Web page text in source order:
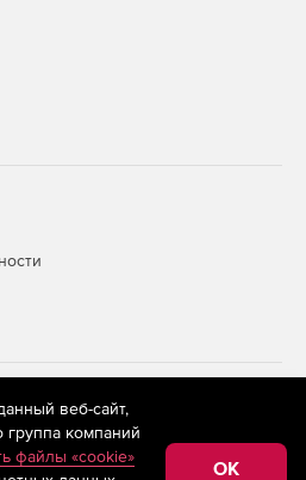
store.softline.ru применяются
(информационные технологии
на основе сбора,
относящихся к
веб-сайт,
группа компаний
файлы «cookie»
OK